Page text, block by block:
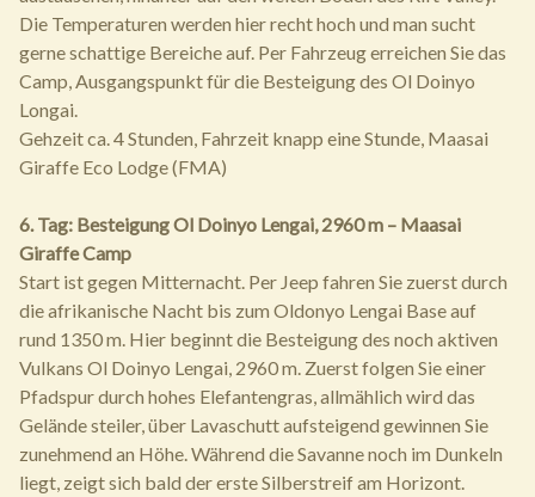
Die Temperaturen werden hier recht hoch und man sucht
gerne schattige Bereiche auf. Per Fahrzeug erreichen Sie das
Camp, Ausgangspunkt für die Besteigung des Ol Doinyo
Longai.
Gehzeit ca. 4 Stunden, Fahrzeit knapp eine Stunde, Maasai
Giraffe Eco Lodge (FMA)
6. Tag: Besteigung Ol Doinyo Lengai, 2960 m – Maasai
Giraffe Camp
Start ist gegen Mitternacht. Per Jeep fahren Sie zuerst durch
die afrikanische Nacht bis zum Oldonyo Lengai Base auf
rund 1350 m. Hier beginnt die Besteigung des noch aktiven
Vulkans Ol Doinyo Lengai, 2960 m. Zuerst folgen Sie einer
Pfadspur durch hohes Elefantengras, allmählich wird das
Gelände steiler, über Lavaschutt aufsteigend gewinnen Sie
zunehmend an Höhe. Während die Savanne noch im Dunkeln
liegt, zeigt sich bald der erste Silberstreif am Horizont.